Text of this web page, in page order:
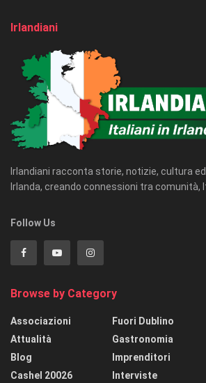
Irlandiani
Irlandiani racconta storie, notizie, cultura
Irlanda, creando connessioni tra comunità,
Follow Us
Browse by Category
Associazioni
Attualità
Blog
Cashel 20026
Fuori Dublino
Gastronomia
Imprenditori
Interviste